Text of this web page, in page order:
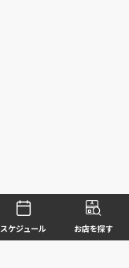
スケジュール お店を探す